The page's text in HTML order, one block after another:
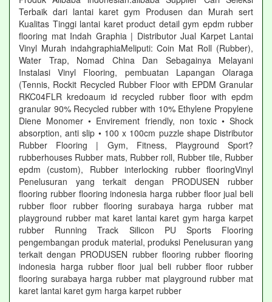
Terbaik dari lantai karet gym Produsen dan Murah sert
Kualitas Tinggi lantai karet product detail gym epdm rubber
flooring mat Indah Graphia | Distributor Jual Karpet Lantai
Vinyl Murah indahgraphiaMeliputi: Coin Mat Roll (Rubber),
Water Trap, Nomad China Dan Sebagainya Melayani
Instalasi Vinyl Flooring, pembuatan Lapangan Olaraga
(Tennis, Rockit Recycled Rubber Floor with EPDM Granular
RKC04FLR kredoaum id recycled rubber floor with epdm
granular 90% Recycled rubber with 10% Ethylene Propylene
Diene Monomer • Envirement friendly, non toxic • Shock
absorption, anti slip • 100 x 100cm puzzle shape Distributor
Rubber Flooring | Gym, Fitness, Playground Sport?
rubberhouses Rubber mats, Rubber roll, Rubber tile, Rubber
epdm (custom), Rubber interlocking rubber flooringVinyl
Penelusuran yang terkait dengan PRODUSEN rubber
flooring rubber flooring indonesia harga rubber floor jual beli
rubber floor rubber flooring surabaya harga rubber mat
playground rubber mat karet lantai karet gym harga karpet
rubber Running Track Silicon PU Sports Flooring
pengembangan produk material, produksi Penelusuran yang
terkait dengan PRODUSEN rubber flooring rubber flooring
indonesia harga rubber floor jual beli rubber floor rubber
flooring surabaya harga rubber mat playground rubber mat
karet lantai karet gym harga karpet rubber